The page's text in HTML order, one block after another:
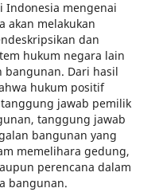
Indonesia mengenai
akan melakukan
dan
hukum negara lain
bangunan. Dari hasil
hukum positif
jawab pemilik
tanggung jawab
bangunan yang
memelihara gedung,
perencana dalam
bangunan.